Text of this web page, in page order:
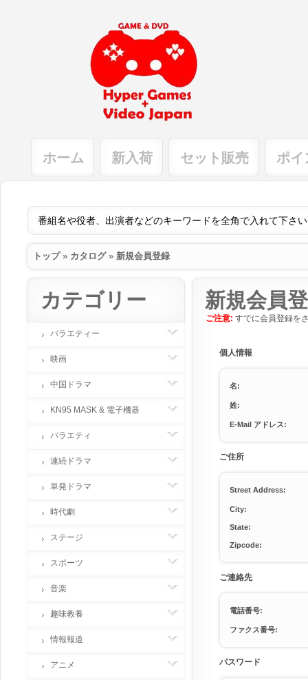
ホーム 新入荷 セット販売 ポイ
トップ» カタログ» 新規会員登録
新規会員
ご注意: すでに会員登録を
個人情報
名:
姓:
E-Mail アドレス:
ご住所
Street Address:
City:
State:
Zipcode:
ご連絡先
電話番号:
ファクス番号:
パスワード
カテゴリー
バラエティー
映画
中国ドラマ
KN95 MASK & 電子機器
バラエティ
連続ドラマ
単発ドラマ
時代劇
ステージ
スポーツ
音楽
趣味教養
情報報道
アニメ